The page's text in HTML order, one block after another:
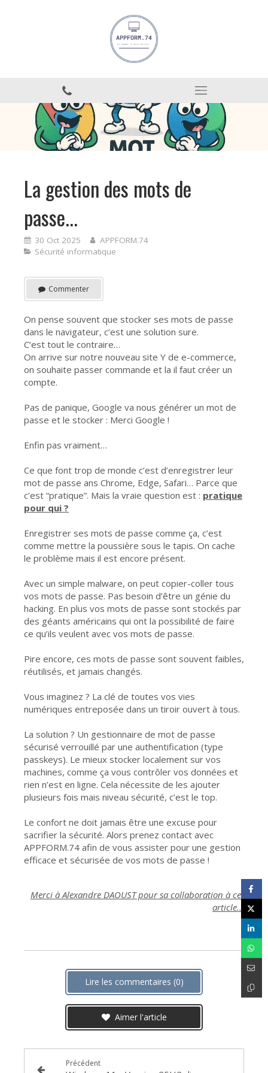
La gestion des mots de
passe...
30 Oct 2025
APPFORM.74
Sécurité informatique
Commenter
On pense souvent que stocker ses mots de passe
dans le navigateur, c’est une solution sure.
C’est tout le contraire…
On arrive sur notre nouveau site Y de e-commerce,
on souhaite passer commande et la il faut créer un
compte.
Pas de panique, Google va nous générer un mot de
passe et le stocker : Merci Google !
Enfin pas vraiment…
Ce que font trop de monde c’est d’enregistrer leur
mot de passe ans Chrome, Edge, Safari… Parce que
c’est “pratique”. Mais la vraie question est : pratique
pour qui ?
Enregistrer ses mots de passe comme ça, c’est
comme mettre la poussière sous le tapis. On cache
le problème mais il est encore présent.
Avec un simple malware, on peut copier-coller tous
vos mots de passe. Pas besoin d’être un génie du
hacking. En plus vos mots de passe sont stockés par
des géants américains qui ont la possibilité de faire
ce qu’ils veulent avec vos mots de passe.
Pire encore, ces mots de passe sont souvent faibles,
réutilisés, et jamais changés.
Vous imaginez ? La clé de toutes vos vies
numériques entreposée dans un tiroir ouvert à tous.
La solution ? Un gestionnaire de mot de passe
sécurisé verrouillé par une authentification (type
passkeys). Le mieux stocker localement sur vos
machines, comme ça vous contrôler vos données et
rien n’est en ligne. Cela nécessite de les ajouter
plusieurs fois mais niveau sécurité, c’est le top.
Le confort ne doit jamais être une excuse pour
sacrifier la sécurité. Alors prenez contact avec
APPFORM.74 afin de vous assister pour une gestion
efficace et sécurisée de vos mots de passe !
Merci à Alexandre DAOUST pour sa collaboration à cet
article...
Lire les commentaires (0)
Aimer l'article
Précédent